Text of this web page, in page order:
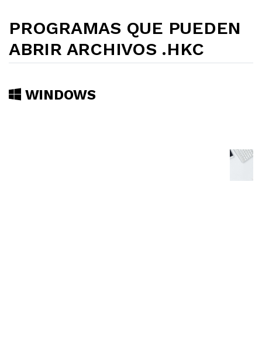
PROGRAMAS QUE PUEDEN
ABRIR ARCHIVOS .HKC
WINDOWS